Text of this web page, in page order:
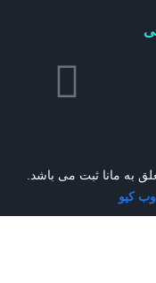
به مانا ثبت می باشد.
کیو